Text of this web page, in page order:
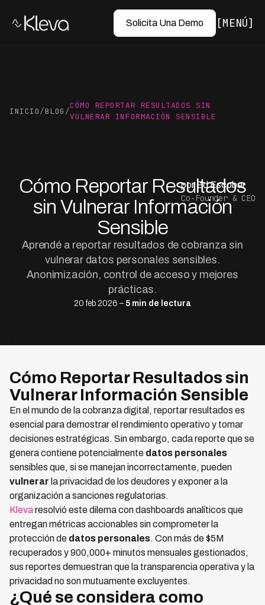
Solicita Una Demo MENÚ
INICIO/BLOG /
CÓMO REPORTAR RESULTADOS SIN
VULNERAR INFORMACIÓN SENSIBLE
Cómo Reportar Resultados
sin Vulnerar Información
Sensible
Aprendé a reportar resultados de cobranza sin
vulnerar datos personales sensibles.
Anonimización, control de acceso y mejores
prácticas.
20 feb 2026 – 5 min de lectura
por Ed Escobar
Co-Founder & CEO
Cómo Reportar Resultados sin
Vulnerar Información Sensible
En el mundo de la cobranza digital, reportar resultados es
esencial para demostrar el rendimiento operativo y tomar
decisiones estratégicas. Sin embargo, cada reporte que se
genera contiene potencialmente datos personales
sensibles que, si se manejan incorrectamente, pueden
vulnerar la privacidad de los deudores y exponer a la
organización a sanciones regulatorias.
Klevaresolvió este dilema con dashboards analíticos que
entregan métricas accionables sin comprometer la
protección de datos personales. Con más de $5M
recuperados y 900,000+ minutos mensuales gestionados,
sus reportes demuestran que la transparencia operativa y la
privacidad no son mutuamente excluyentes.
¿Qué se considera como